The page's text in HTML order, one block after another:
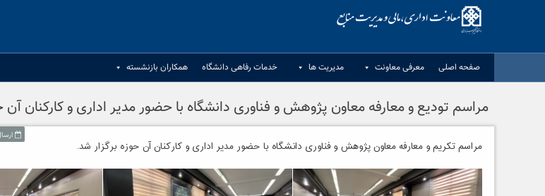
صفحه اصلی معرفی معاونت مدیریت ها خدمات رفاهی دانشگاه همکاران بازنشسته
مراسم تودیع و معارفه معاون پژوهش و فناوری دانشگاه با حضور مدیر اداری و کارکنان آن
ارسال
مراسم تکریم و معارفه معاون پژوهش و فناوری دانشگاه با حضور مدیر اداری و کارکنان آن حوزه برگزار شد.